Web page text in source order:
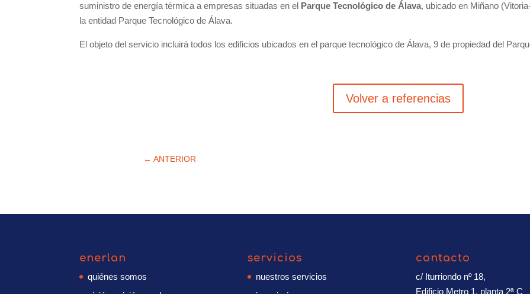
suministro de energía térmica a empresas situadas en el Parque Tecnológico de Álava, ubicado en Miñano
la entidad Parque Tecnológico de Álava.
El objeto del servicio incluirá todos los edificios ubicados en el parque tecnológico de Álava, 9 de propiedad del
Volver a referencias
← ANTERIOR
enerlan
quiénes somos
servicios
nuestros servicios
contacto
c/ Iturriondo nº 18,
Edificio Metro 1, planta 2ª C